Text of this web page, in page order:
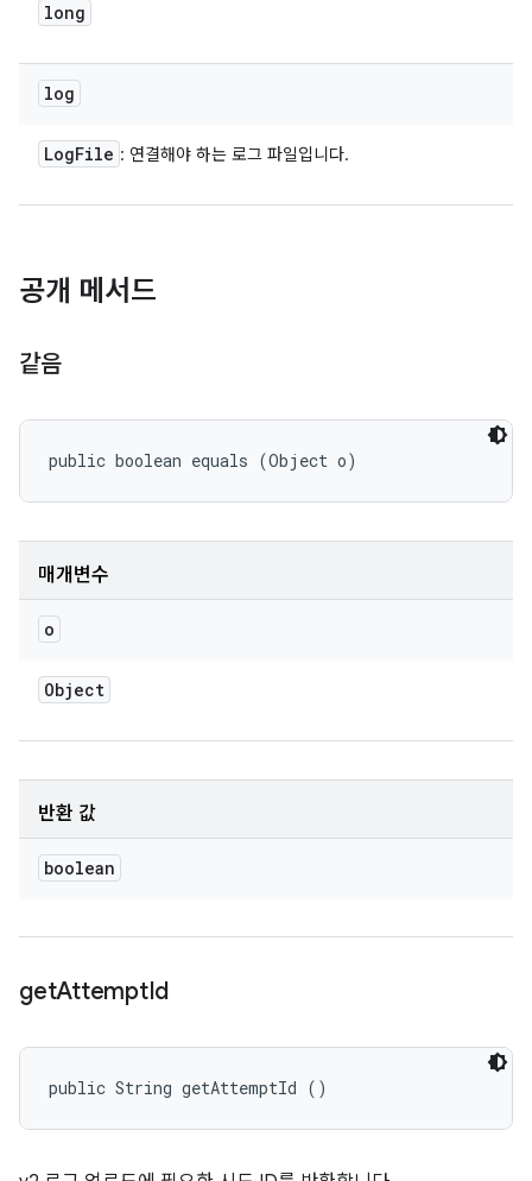
long
log
LogFile : 연결해야 하는 로그 파일입니다.
공개 메서드
같음
public boolean equals (Object o)
매개변수
o
Object
반환 값
boolean
getAttemptId
public String getAttemptId ()